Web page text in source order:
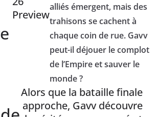
Preview
alliés émergent, mais des
trahisons se cachent à
chaque coin de rue. Gavv
peut-il déjouer le complot
de l’Empire et sauver le
monde ?
Alors que la bataille finale
approche, Gavv découvre